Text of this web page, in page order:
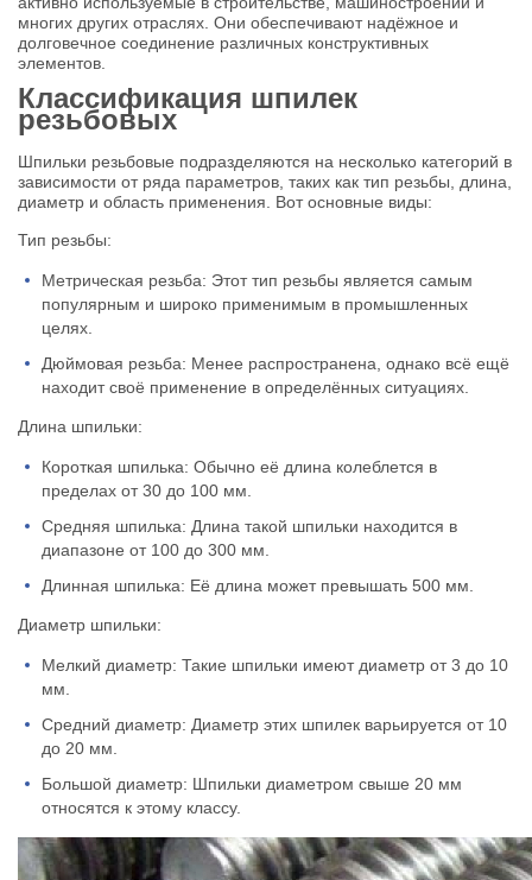
многих других отраслях. Они обеспечивают надёжное и
долговечное соединение различных конструктивных
элементов.
Классификация шпилек
резьбовых
Шпильки резьбовые подразделяются на несколько категорий в
зависимости от ряда параметров, таких как тип резьбы, длина,
диаметр и область применения. Вот основные виды:
Тип резьбы:
Метрическая резьба: Этот тип резьбы является самым
популярным и широко применимым в промышленных
целях.
Дюймовая резьба: Менее распространена, однако всё ещё
находит своё применение в определённых ситуациях.
Длина шпильки:
Короткая шпилька: Обычно её длина колеблется в
пределах от 30 до 100 мм.
Средняя шпилька: Длина такой шпильки находится в
диапазоне от 100 до 300 мм.
Длинная шпилька: Её длина может превышать 500 мм.
Диаметр шпильки:
Мелкий диаметр: Такие шпильки имеют диаметр от 3 до 10
мм.
Средний диаметр: Диаметр этих шпилек варьируется от 10
до 20 мм.
Большой диаметр: Шпильки диаметром свыше 20 мм
относятся к этому классу.